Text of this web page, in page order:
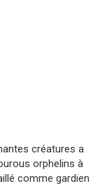
créatures a
orphelins à
comme gardien